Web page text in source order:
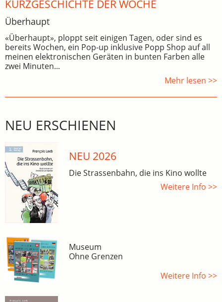
KURZGESCHICHTE DER WOCHE
Überhaupt
«Überhaupt», ploppt seit einigen Tagen, oder sind es
bereits Wochen, ein Pop-up inklusive Popp Shop auf all
meinen elektronischen Geräten in bunten Farben alle
zwei Minuten...
Mehr lesen >>
NEU ERSCHIENEN
NEU 2026
Die Strassenbahn, die ins Kino wollte
Weitere Info >>
Museum
Ohne Grenzen
Weitere Info >>